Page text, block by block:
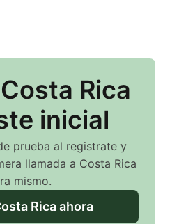
Rica
inicial
prueba al registrate y
llamada a Costa Rica
mismo.
Ricaahora